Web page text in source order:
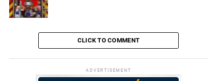
CLICK TO COMMENT
ADVERTISEMENT